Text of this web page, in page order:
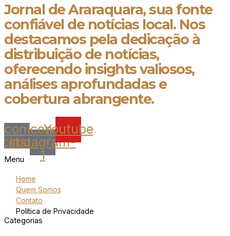
Jornal de Araraquara, sua fonte
confiável de notícias local. Nos
destacamos pela dedicação à
distribuição de notícias,
oferecendo insights valiosos,
análises aprofundadas e
cobertura abrangente.
Icon-Icon-
instagram-
1
Youtube
Menu
Home
Quem Somos
Contato
Política de Privacidade
Categorias